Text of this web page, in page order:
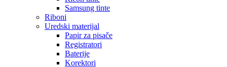
Samsung tinte
Riboni
Uredski materijal
Papir za pisače
Registratori
Baterije
Korektori